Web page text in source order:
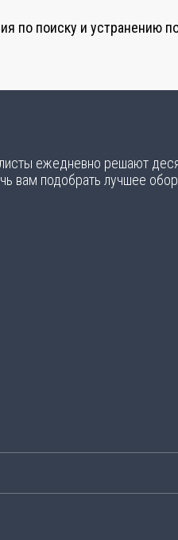
по поиску и
ежедневно решают
вам подобрать лучшее